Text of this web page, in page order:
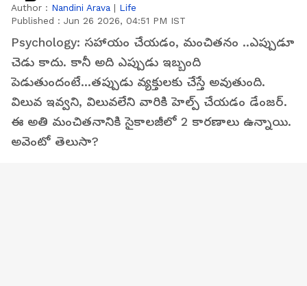
Author : Nandini Arava | Life
Published : Jun 26 2026, 04:51 PM IST
Psychology: సహాయం చేయడం, మంచితనం ..ఎప్పుడూ
చెడు కాదు. కానీ అది ఎప్పుడు ఇబ్బంది
పెడుతుందంటే...తప్పుడు వ్యక్తులకు చేస్తే అవుతుంది.
విలువ ఇవ్వని, విలువలేని వారికి హెల్ప్ చేయడం డేంజర్.
ఈ అతి మంచితనానికి సైకాలజీలో 2 కారణాలు ఉన్నాయి.
అవెంటో తెలుసా?